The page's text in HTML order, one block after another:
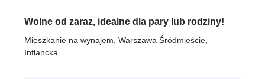
Wolne od zaraz, idealne dla pary lub rodziny!
Mieszkanie na wynajem, Warszawa Śródmieście,
Inflancka